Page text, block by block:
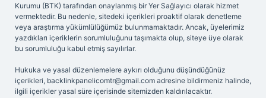
Kurumu (BTK) tarafından onaylanmış bir Yer Sağlayıcı olarak hizmet
vermektedir. Bu nedenle, sitedeki içerikleri proaktif olarak denetleme
veya araştırma yükümlülüğümüz bulunmamaktadır. Ancak, üyelerimiz
yazdıkları içeriklerin sorumluluğunu taşımakta olup, siteye üye olarak
bu sorumluluğu kabul etmiş sayılırlar.
Hukuka ve yasal düzenlemelere aykırı olduğunu düşündüğünüz
içerikleri, backlinkpanelicomtr@gmail.com adresine bildirmeniz halinde,
ilgili içerikler yasal süre içerisinde sitemizden kaldırılacaktır.